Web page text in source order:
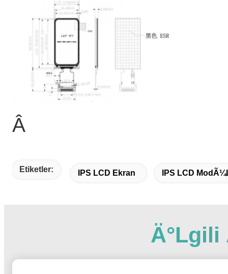
Â
Etiketler: IPS LCD Ekran IPS LCD